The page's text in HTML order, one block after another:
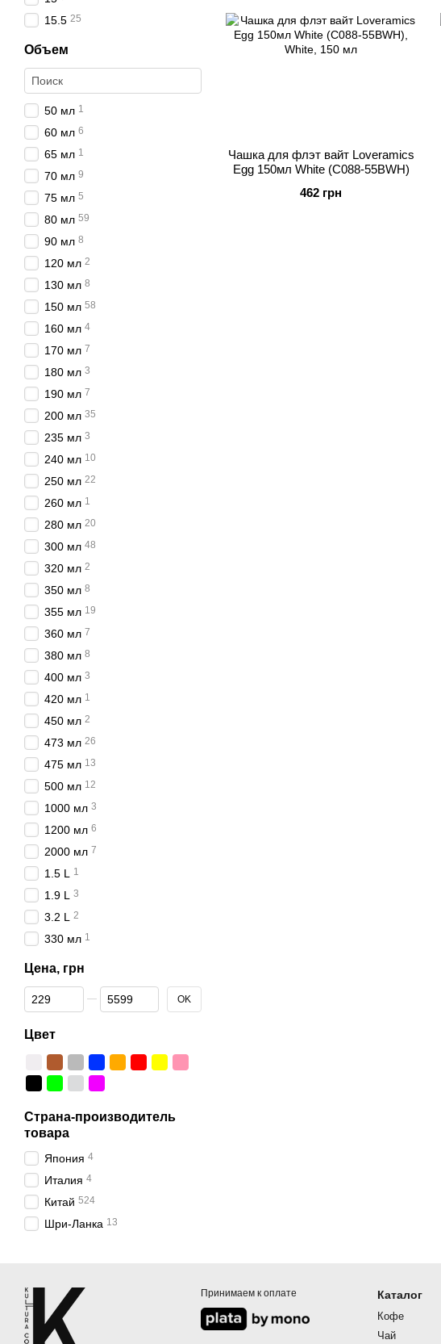
Чашка для флэт вайт Loveramics
Egg 150мл White (C088-55BWH)
462 грн
15.5 25
Объем
50 мл 1
60 мл 6
65 мл 1
70 мл 9
75 мл 5
80 мл 59
90 мл 8
120 мл 2
130 мл 8
150 мл 58
160 мл 4
170 мл 7
180 мл 3
190 мл 7
200 мл 35
235 мл 3
240 мл 10
250 мл 22
260 мл 1
280 мл 20
300 мл 48
320 мл 2
350 мл 8
355 мл 19
360 мл 7
380 мл 8
400 мл 3
420 мл 1
450 мл 2
473 мл 26
475 мл 13
500 мл 12
1000 мл 3
1200 мл 6
2000 мл 7
1.5 L 1
1.9 L 3
3.2 L 2
330 мл 1
Цена, грн
От Цена, грн
До Цена, грн OK
Цвет
Страна-производитель
товара
Япония 4
Италия 4
Китай 524
Шри-Ланка 13
Принимаем к оплате Каталог
Кофе
Чай